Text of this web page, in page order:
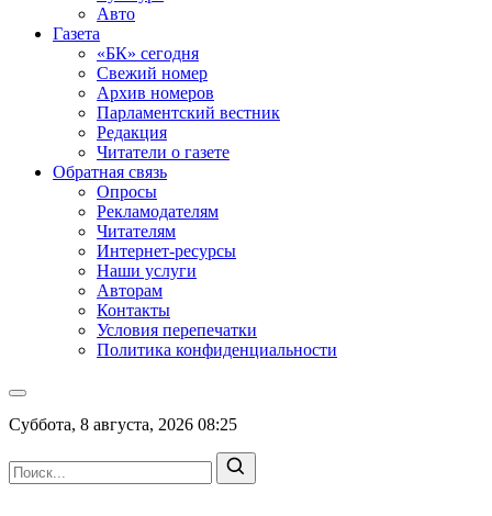
Авто
Газета
«БК» сегодня
Свежий номер
Архив номеров
Парламентский вестник
Редакция
Читатели о газете
Обратная связь
Опросы
Рекламодателям
Читателям
Интернет-ресурсы
Наши услуги
Авторам
Контакты
Условия перепечатки
Политика конфиденциальности
Суббота, 8 августа, 2026 08:25